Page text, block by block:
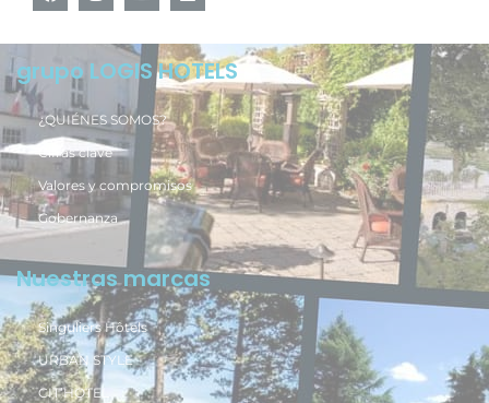
grupo LOGIS HOTELS
¿QUIÉNES SOMOS?
Cifras clave
Valores y compromisos
Gobernanza
Nuestras marcas
Singuliers Hôtels
URBAN STYLE
CIT’HOTEL